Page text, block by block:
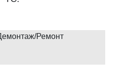
Ремонт